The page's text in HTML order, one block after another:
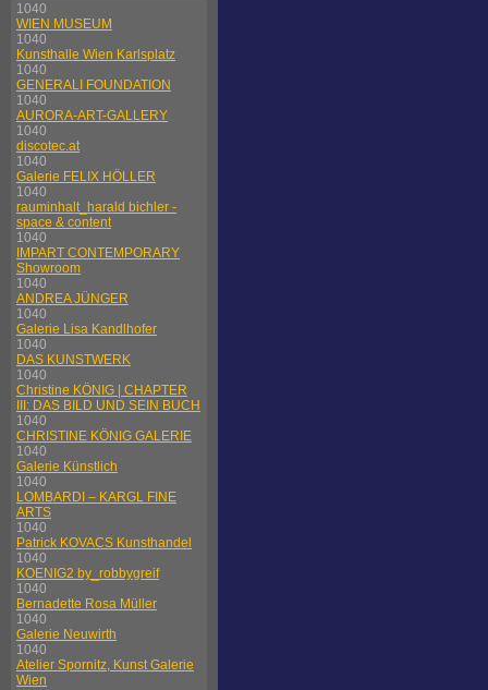
1040
WIEN MUSEUM
1040
Kunsthalle Wien Karlsplatz
1040
GENERALI FOUNDATION
1040
AURORA-ART-GALLERY
1040
discotec.at
1040
Galerie FELIX HÖLLER
1040
rauminhalt_harald bichler -
space & content
1040
IMPART CONTEMPORARY
Showroom
1040
ANDREA JÜNGER
1040
Galerie Lisa Kandlhofer
1040
DAS KUNSTWERK
1040
Christine KÖNIG | CHAPTER
III: DAS BILD UND SEIN BUCH
1040
CHRISTINE KÖNIG GALERIE
1040
Galerie Künstlich
1040
LOMBARDI – KARGL FINE
ARTS
1040
Patrick KOVACS Kunsthandel
1040
KOENIG2 by_robbygreif
1040
Bernadette Rosa Müller
1040
Galerie Neuwirth
1040
Atelier Spornitz, Kunst Galerie
Wien